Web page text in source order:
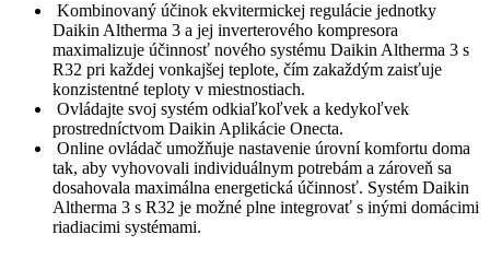
Kombinovaný účinok ekvitermickej regulácie jednotky
Daikin Altherma 3 a jej inverterového kompresora
maximalizuje účinnosť nového systému Daikin Altherma 3 s
R32 pri každej vonkajšej teplote, čím zakaždým zaisťuje
konzistentné teploty v miestnostiach.
Ovládajte svoj systém odkiaľkoľvek a kedykoľvek
prostredníctvom Daikin Aplikácie Onecta.
Online ovládač umožňuje nastavenie úrovní komfortu doma
tak, aby vyhovovali individuálnym potrebám a zároveň sa
dosahovala maximálna energetická účinnosť. Systém Daikin
Altherma 3 s R32 je možné plne integrovať s inými domácimi
riadiacimi systémami.